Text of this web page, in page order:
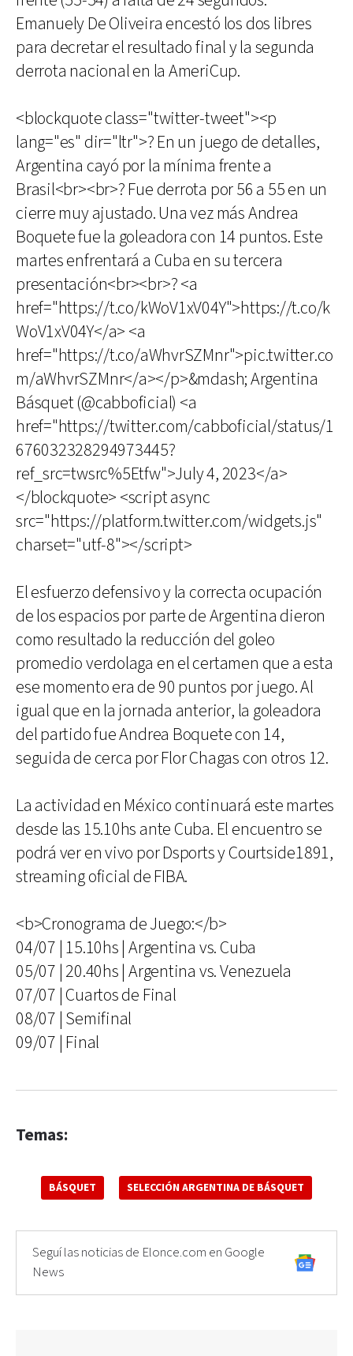
Emanuely De Oliveira encestó los dos libres
para decretar el resultado final y la segunda
derrota nacional en la AmeriCup.
<blockquote class="twitter-tweet"><p
lang="es" dir="ltr">? En un juego de detalles,
Argentina cayó por la mínima frente a
Brasil<br><br>? Fue derrota por 56 a 55 en un
cierre muy ajustado. Una vez más Andrea
Boquete fue la goleadora con 14 puntos. Este
martes enfrentará a Cuba en su tercera
presentación<br><br>? <a
href="https://t.co/kWoV1xV04Y">https://t.co/k
WoV1xV04Y</a> <a
href="https://t.co/aWhvrSZMnr">pic.twitter.co
m/aWhvrSZMnr</a></p>&mdash; Argentina
Básquet (@cabboficial) <a
href="https://twitter.com/cabboficial/status/1
676032328294973445?
ref_src=twsrc%5Etfw">July 4, 2023</a>
</blockquote> <script async
src="https://platform.twitter.com/widgets.js"
charset="utf-8"></script>
El esfuerzo defensivo y la correcta ocupación
de los espacios por parte de Argentina dieron
como resultado la reducción del goleo
promedio verdolaga en el certamen que a esta
ese momento era de 90 puntos por juego. Al
igual que en la jornada anterior, la goleadora
del partido fue Andrea Boquete con 14,
seguida de cerca por Flor Chagas con otros 12.
La actividad en México continuará este martes
desde las 15.10hs ante Cuba. El encuentro se
podrá ver en vivo por Dsports y Courtside1891,
streaming oficial de FIBA.
<b>Cronograma de Juego:</b>
04/07 | 15.10hs | Argentina vs. Cuba
05/07 | 20.40hs | Argentina vs. Venezuela
07/07 | Cuartos de Final
08/07 | Semifinal
09/07 | Final
Temas:
BÁSQUET SELECCIÓN ARGENTINA DE BÁSQUET
Seguí las noticias de Elonce.com en Google
News